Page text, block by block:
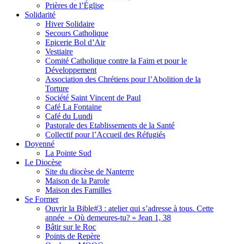
Prières de l’Église
Solidarité
Hiver Solidaire
Secours Catholique
Epicerie Bol d’Air
Vestiaire
Comité Catholique contre la Faim et pour le
Développement
Association des Chrétiens pour l’Abolition de la
Torture
Société Saint Vincent de Paul
Café La Fontaine
Café du Lundi
Pastorale des Etablissements de la Santé
Collectif pour l’Accueil des Réfugiés
Doyenné
La Pointe Sud
Le Diocèse
Site du diocèse de Nanterre
Maison de la Parole
Maison des Familles
Se Former
Ouvrir la Bible#3 : atelier qui s’adresse à tous. Cette
année » Où demeures-tu? » Jean 1, 38
Bâtir sur le Roc
Points de Repère